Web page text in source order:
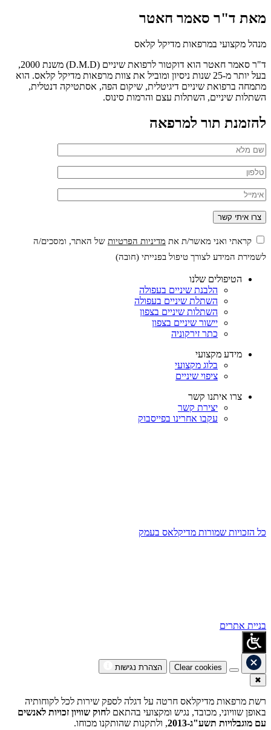
מאת ד"ר סאמר חאטר
מנהל מקצועי במרפאות מדיקל קלאס
ד"ר סאמר חאטר הוא דוקטור לרפואת שיניים (D.M.D) משנת 2000,
בעל יותר מ-25 שנות ניסיון ומוביל את צוות מרפאות מדיקל קלאס. הוא
מתמחה ברפואת שיניים דיגיטלית, שיקום הפה, אסתטיקה דנטלית,
השתלות שיניים, השתלות עצם והרמות סינוס.
להזמנת תור למרפאה
קראתי ואני מאשר/ת את מדיניות הפרטיות של האתר, ומסכים/ה
לשמירת המידע לצורך טיפול בפנייתי (חובה)
הטיפולים שלנו
הלבנת שיניים בעפולה
השתלת שיניים בעפולה
השתלות שיניים בצפון
יישור שיניים בצפון
כתר זירקוניה
מידע מקצועי
בלוג מקצועי
ציפוי שיניים
צרו איתנו קשר
יצירת קשר
עקבו אחרינו בפייסבוק
כל הזכויות שמורות מדיקלאס בעמק
בניית אתרים
Clear cookies
הצהרת נגישות
✖
רשת מרפאות מדיקלאס חרטה על דגלה לספק שירות לכל לקוחותיה
באופן שוויוני, מכובד, נגיש ומקצועי בהתאם לחוק שוויון זכויות לאנשים
עם מוגבלויות תשע"ג-2013
, ולתקנות שהותקנו מכוחו.